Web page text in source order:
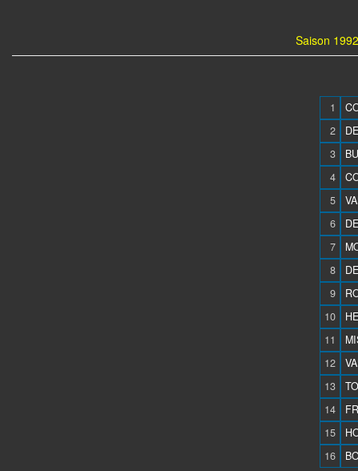
Saison
1
2
3
4
5
6
7
8
9
10
11
12
13
14
15
16